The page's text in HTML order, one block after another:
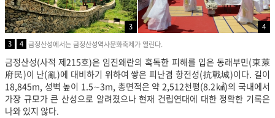
3
4
3
4 금정산성에서는 금정산성역사문화축제가 열린다.
금정산성(사적 제215호)은 임진왜란의 혹독한 피해를 입은 동래부민(東萊
府民)이 난(亂)에 대비하기 위하여 쌓은 피난겸 항전성(抗戰城)이다. 길이
18,845m, 성벽 높이 1.5∼3m, 총면적은 약 2,512천평(8.2㎢)의 국내에서
가장 규모가 큰 산성으로 알려졌으나 현재 건립연대에 대한 정확한 기록은
나와 있지 않다.